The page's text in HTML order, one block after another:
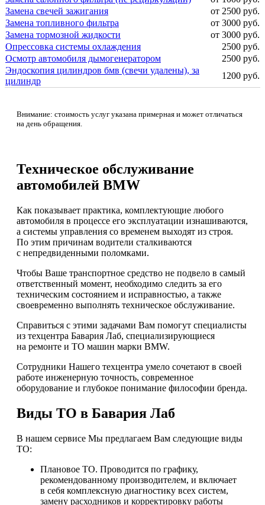
Замена свечей зажигания
от 2500 руб.
Замена топливного фильтра
от 3000 руб.
Замена тормозной жидкости
от 3000 руб.
Опрессовка системы охлаждения
2500 руб.
Осмотр автомобиля дымогенератором
2500 руб.
Эндоскопия цилиндров бмв (свечи удалены), за
цилиндр
1200 руб.
Внимание: стоимость услуг указана примерная и может отличаться
на день обращения.
Техническое обслуживание
автомобилей BMW
Как показывает практика, комплектующие любого
автомобиля в процессе его эксплуатации изнашиваются,
а системы управления со временем выходят из строя.
По этим причинам водители сталкиваются
с непредвиденными поломками.
Чтобы Ваше транспортное средство не подвело в самый
ответственный момент, необходимо следить за его
техническим состоянием и исправностью, а также
своевременно выполнять техническое обслуживание.
Справиться с этими задачами Вам помогут специалисты
из техцентра Бавария Лаб, специализирующиеся
на ремонте и ТО машин марки BMW.
Сотрудники Нашего техцентра умело сочетают в своей
работе инженерную точность, современное
оборудование и глубокое понимание философии бренда.
Виды ТО в Бавария Лаб
В нашем сервисе Мы предлагаем Вам следующие виды
ТО:
Плановое ТО. Проводится по графику,
рекомендованному производителем, и включает
в себя комплексную диагностику всех систем,
замену расходников и корректировку работы